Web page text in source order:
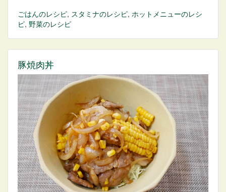
ごはんのレシピ, スタミナのレシピ, ホットメニューのレシ
ピ, 野菜のレシピ
豚焼肉丼